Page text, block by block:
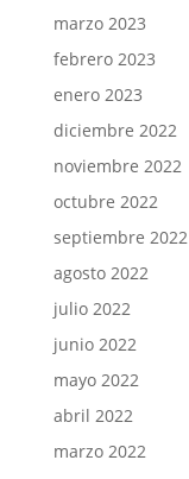
marzo 2023
febrero 2023
enero 2023
diciembre 2022
noviembre 2022
octubre 2022
septiembre 2022
agosto 2022
julio 2022
junio 2022
mayo 2022
abril 2022
marzo 2022